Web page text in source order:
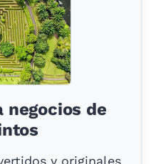
negocios de
y originales